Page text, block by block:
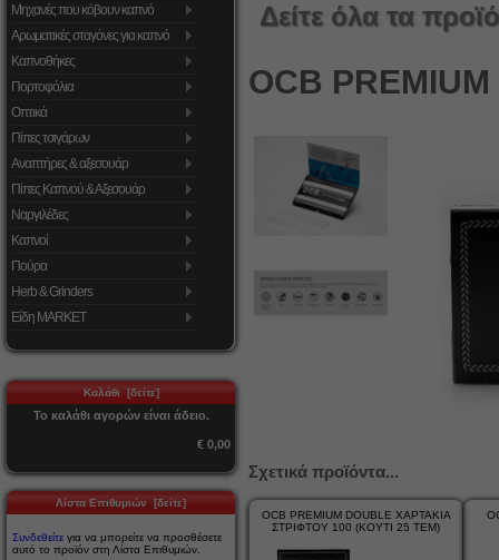
Μηχανές που κόβουν καπνό
Αρωματικές σταγόνες για καπνό
Καπνοθήκες
Πορτοφόλια
Οπτικά
Πίπες τσιγάρων
Αναπτήρες & αξεσουάρ
Πίπες Καπνού & Αξεσουάρ
Ναργιλέδες
Καπνοί
Πούρα
Herb & Grinders
Είδη MARKET
Καλάθι [δείτε]
Το καλάθι αγορών είναι άδειο.
€ 0,00
Λίστα Επιθυμιών [δείτε]
Συνδεθείτε για να μπορείτε να προσθέσετε
αυτό το προϊόν στη Λίστα Επιθυμιών.
Δείτε όλα τα
OCB
Σχετικά προϊόντα...
OCB PREMIUM DOUBLE ΧΑΡΤΑΚΙΑ
ΣΤΡΙΦΤΟΥ 100 (ΚΟΥΤΙ 25 ΤΕΜ)